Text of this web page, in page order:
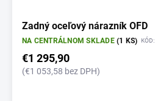
Zadný oceľový nárazník OFD
NA CENTRÁLNOM SKLADE(1 KS) KÓD:
€1 295,90
(€1 053,58 bez DPH)